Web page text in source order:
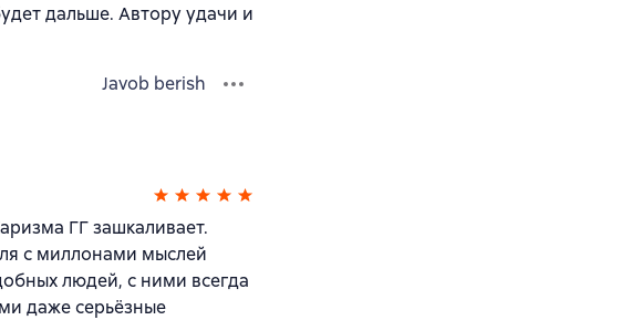
дальше. Автору удачи и
Javob berish
ГГ зашкаливает.
с миллонами мыслей
людей, с ними всегда
даже серьёзные